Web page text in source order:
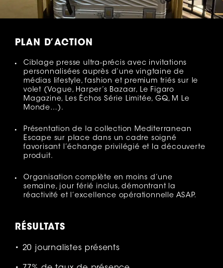
PLAN D’ACTION
Ciblage presse ultra-précis avec invitations
personnalisées auprès d’une vingtaine de
médias lifestyle, fashion et premium triés sur le
volet (Vogue, Harper’s Bazaar, Le Figaro
Magazine, Les Échos Série Limitée, GQ, M Le
Monde…).
Présentation de la collection Mediterranean
Escape sur place dans un cadre soigné
favorisant l’échange privilégié et la découverte
produit.
Organisation complète en moins d’une
semaine, jour férié inclus, démontrant la
réactivité et l’excellence opérationnelle ASAP.
RÉSULTATS
• 20 journalistes présents